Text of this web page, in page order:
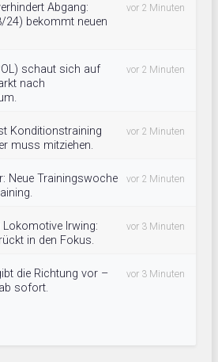
Abgang:
24) bekommt neuen
vor 2 Minuten
schaut sich auf
nach
vor 2 Minuten
Konditionstraining
muss mitziehen.
vor 2 Minuten
Neue Trainingswoche
vor 2 Minuten
Lokomotive Irwing:
in den Fokus.
vor 3 Minuten
die Richtung vor –
sofort.
vor 3 Minuten